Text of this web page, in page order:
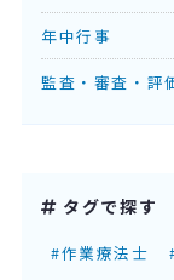
年中行事
監査・審査・評
タグで探す
#作業療法士